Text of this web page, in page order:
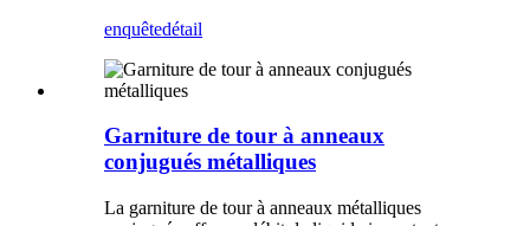
enquêtedétail
Garniture de tour à anneaux
conjugués métalliques
La garniture de tour à anneaux métalliques